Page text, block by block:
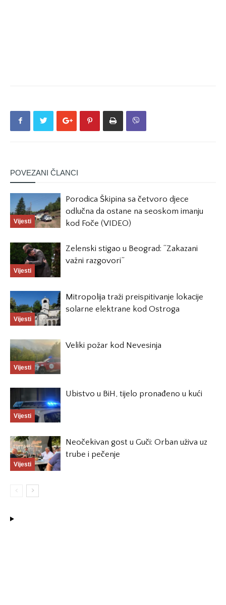
POVEZANI ČLANCI
Vijesti
Porodica Škipina sa četvoro djece
odlučna da ostane na seoskom imanju
kod Foče (VIDEO)
Vijesti
Zelenski stigao u Beograd: “Zakazani
važni razgovori”
Vijesti
Mitropolija traži preispitivanje lokacije
solarne elektrane kod Ostroga
Vijesti
Veliki požar kod Nevesinja
Vijesti
Ubistvo u BiH, tijelo pronađeno u kući
Vijesti
Neočekivan gost u Guči: Orban uživa uz
trube i pečenje